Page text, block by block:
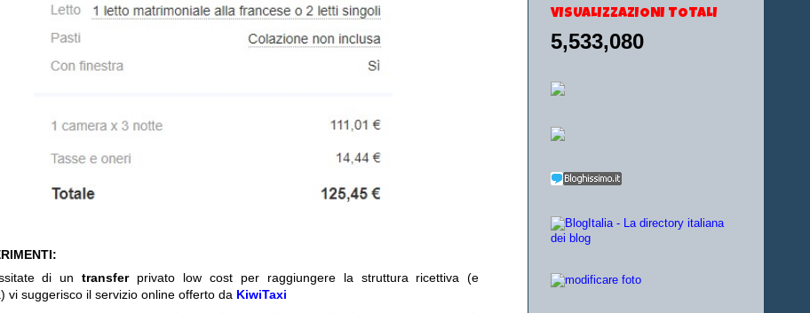
di untransfer privato low cost per raggiungere la struttura ricettiva (e
vi suggerisco il servizio online offerto da KiwiTaxi
VISUALIZZAZIONI TOTALI
5,533,080